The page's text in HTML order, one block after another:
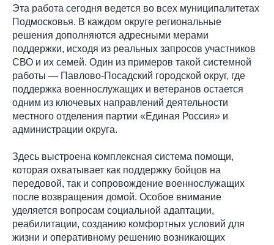
Эта работа сегодня ведется во всех муниципалитетах
Подмосковья. В каждом округе региональные
решения дополняются адресными мерами
поддержки, исходя из реальных запросов участников
СВО и их семей. Один из примеров такой системной
работы — Павлово-Посадский городской округ, где
поддержка военнослужащих и ветеранов остается
одним из ключевых направлений деятельности
местного отделения партии «Единая Россия» и
администрации округа.
Здесь выстроена комплексная система помощи,
которая охватывает как поддержку бойцов на
передовой, так и сопровождение военнослужащих
после возвращения домой. Особое внимание
уделяется вопросам социальной адаптации,
реабилитации, созданию комфортных условий для
жизни и оперативному решению возникающих